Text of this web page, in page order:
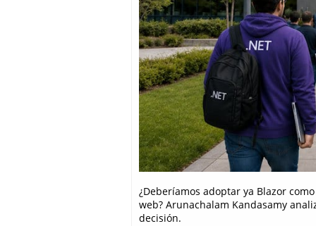
¿Deberíamos adoptar ya Blazor
web? Arunachalam Kandasamy
decisión.